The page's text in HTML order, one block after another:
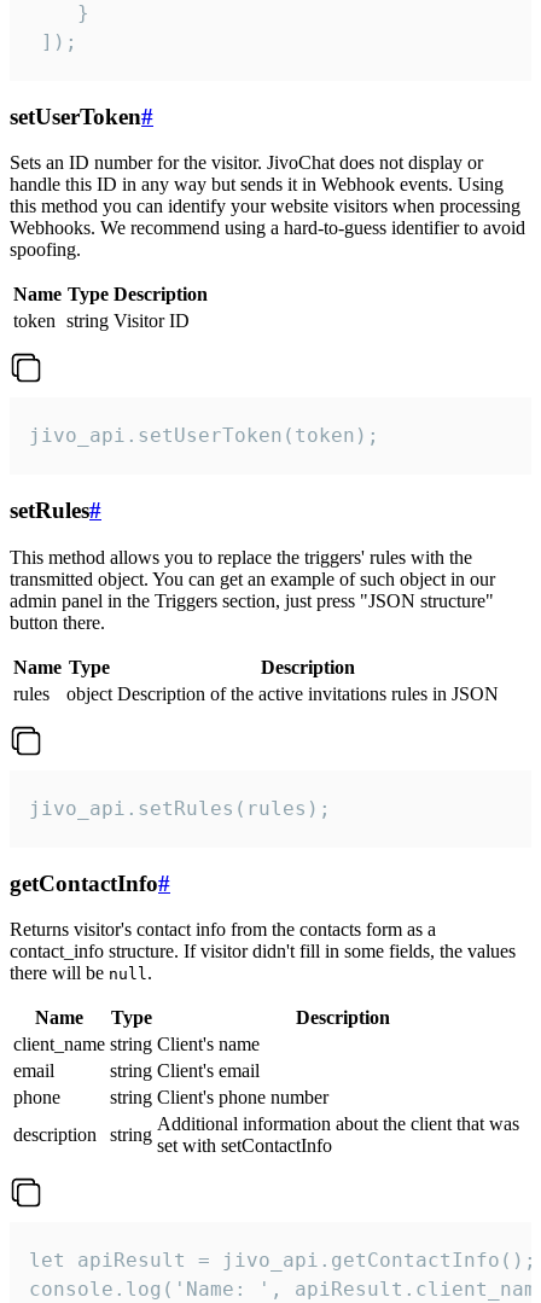
    }
]);
setUserToken#
Sets an ID number for the visitor. JivoChat does not display or
handle this ID in any way but sends it in Webhook events. Using
this method you can identify your website visitors when processing
Webhooks. We recommend using a hard-to-guess identifier to avoid
spoofing.
Name Type Description
token string Visitor ID
jivo_api.setUserToken(token);
setRules#
This method allows you to replace the triggers' rules with the
transmitted object. You can get an example of such object in our
admin panel in the Triggers section, just press "JSON structure"
button there.
Name Type
Description
rules
object Description of the active invitations rules in JSON
jivo_api.setRules(rules);
getContactInfo#
Returns visitor's contact info from the contacts form as a
contact_info structure. If visitor didn't fill in some fields, the values
there will be null.
Name Type
Description
client_name string Client's name
email
string Client's email
phone
string Client's phone number
description
string
Additional information about the client that was
set with setContactInfo
let apiResult = jivo_api.getContactInfo();
console.log('Name: ',